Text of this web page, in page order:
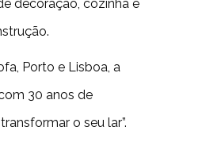
decoração, cozinha e
Porto e Lisboa, a
30 anos de
o seu lar”.